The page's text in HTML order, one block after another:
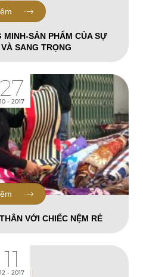
SẢN PHẨM CỦA SỰ
SANG TRỌNG
27
10 - 2017
VỚI CHIẾC NỆM RẺ
11
12 - 2017